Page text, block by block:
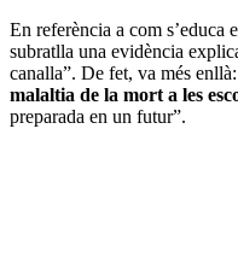
En referència a com s’educa
subratlla una evidència
canalla”. De fet, va més
malaltia de la mort a les
preparada en un futur”.